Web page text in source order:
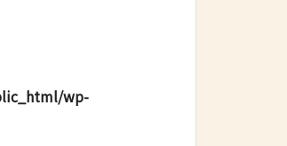
wp-